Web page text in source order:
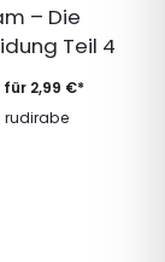
– Die
Teil 4
für 2,99 €*
rudirabe